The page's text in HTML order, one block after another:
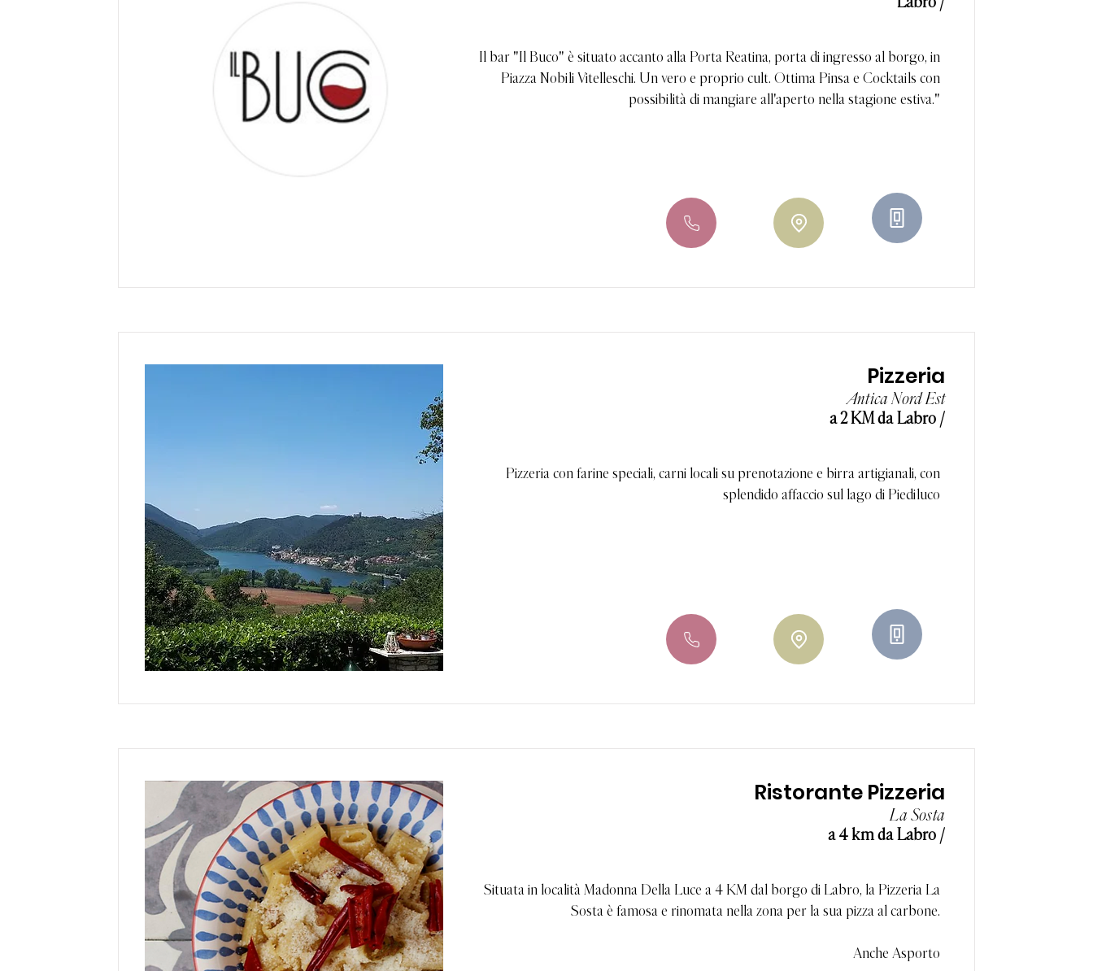
Il bar "Il Buco" è situato accanto alla Porta Reatina, porta di ingresso al borgo, in
Piazza Nobili Vitelleschi. Un vero e proprio cult. Ottima Pinsa e Cocktails con
possibilità di mangiare all'aperto nella stagione estiva."
Pizzeria
Antica Nord Est
a 2 KM da Labro /
Pizzeria con farine speciali, carni locali su prenotazione e birra artigianali, con
splendido affaccio sul lago di Piediluco
Ristorante Pizzeria
La Sosta
a 4 km da Labro /
Situata in località Madonna Della Luce a 4 KM dal borgo di Labro, la Pizzeria La
Sosta è famosa e rinomata nella zona per la sua pizza al carbone.
Anche Asporto